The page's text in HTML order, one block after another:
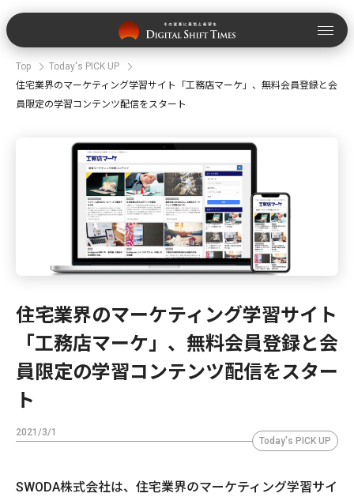
Top
Today's PICK UP
住宅業界のマーケティング学習サイト「工務店マーケ」、無料会員登録と会
員限定の学習コンテンツ配信をスタート
住宅業界のマーケティング学習サイト
「工務店マーケ」、無料会員登録と会
員限定の学習コンテンツ配信をスター
ト
2021/3/1
Today's PICK UP
​SWODA株式会社は、住宅業界のマーケティング学習サイ